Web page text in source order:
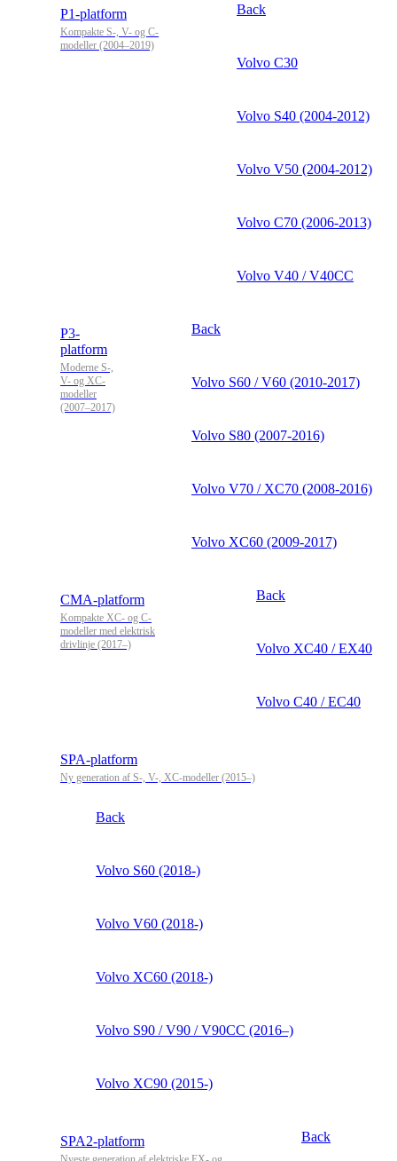
P1-platform
Kompakte S-, V- og C-
modeller (2004–2019)
Back
Volvo C30
Volvo S40 (2004-2012)
Volvo V50 (2004-2012)
Volvo C70 (2006-2013)
Volvo V40 / V40CC
P3-
platform
Moderne S-,
V- og XC-
modeller
(2007–2017)
Back
Volvo S60 / V60 (2010-2017)
Volvo S80 (2007-2016)
Volvo V70 / XC70 (2008-2016)
Volvo XC60 (2009-2017)
CMA-platform
Kompakte XC- og C-
modeller med elektrisk
drivlinje (2017–)
Back
Volvo XC40 / EX40
Volvo C40 / EC40
SPA-platform
Ny generation af S-, V-, XC-modeller (2015–)
Back
Volvo S60 (2018-)
Volvo V60 (2018-)
Volvo XC60 (2018-)
Volvo S90 / V90 / V90CC (2016–)
Volvo XC90 (2015-)
SPA2-platform Back